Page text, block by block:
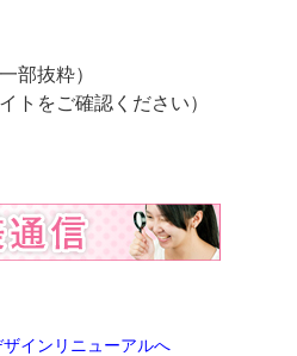
部抜粋）
トをご確認ください）
インリニューアルへ